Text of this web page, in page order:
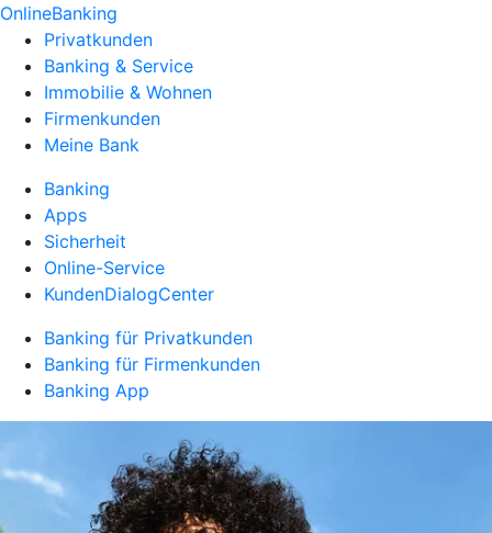
OnlineBanking
Privatkunden
Banking & Service
Immobilie & Wohnen
Firmenkunden
Meine Bank
Banking
Apps
Sicherheit
Online-Service
KundenDialogCenter
Banking für Privatkunden
Banking für Firmenkunden
Banking App